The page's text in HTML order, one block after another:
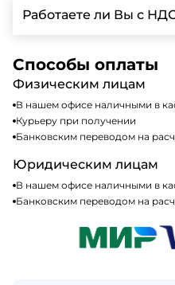
включая наличные,
кредитные карты.
Работаете ли Вы с
налогообложения, т.е с
Способы оплаты
Физическим лицам
В нашем офисе наличными в
Курьеру при получении
Банковским переводом на
Юридическим лицам
В нашем офисе наличными в
Банковским переводом на